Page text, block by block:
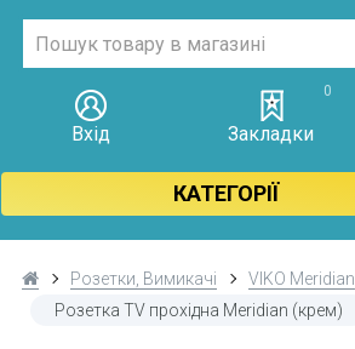
Вхід
0
Закладки
КАТЕГОРІЇ
Розетки, Вимикачі
VIKO Meridian
Розетка TV прохідна Meridian (крем)